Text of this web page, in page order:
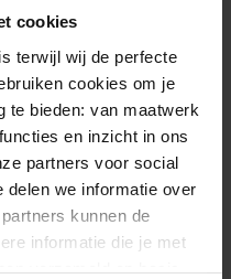
cookies
terwijl wij de perfecte
cookies om je
te bieden: van maatwerk
en inzicht in ons
partners voor social
delen we informatie over
kunnen de
informatie die je met
verzameld op basis